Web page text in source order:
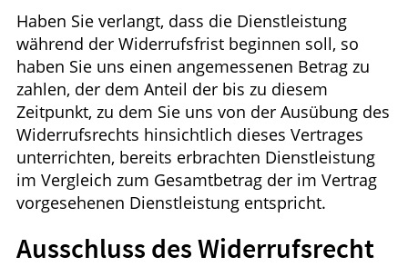
Haben Sie verlangt, dass die Dienstleistung
während der Widerrufsfrist beginnen soll, so
haben Sie uns einen angemessenen Betrag zu
zahlen, der dem Anteil der bis zu diesem
Zeitpunkt, zu dem Sie uns von der Ausübung des
Widerrufsrechts hinsichtlich dieses Vertrages
unterrichten, bereits erbrachten Dienstleistung
im Vergleich zum Gesamtbetrag der im Vertrag
vorgesehenen Dienstleistung entspricht.
Ausschluss des Widerrufsrecht